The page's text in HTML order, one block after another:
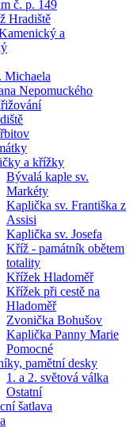
č. p. 149
Hradiště
a
Michaela
Nepomuckého
a křížky
Bývalá kaple sv.
Markéty
Kaplička sv. Františka z
Assisi
Kaplička sv. Josefa
Kříž - památník obětem
totality
Křížek Hladoměř
Křížek při cestě na
Hladoměř
Zvonička Bohušov
Kaplička Panny Marie
Pomocné
pamětní desky
1. a 2. světová válka
Ostatní
šatlava